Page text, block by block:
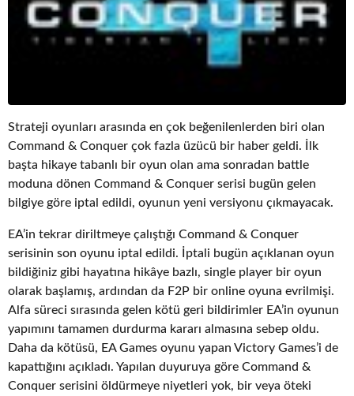
Strateji oyunları arasında en çok beğenilenlerden biri olan
Command & Conquer çok fazla üzücü bir haber geldi. İlk
başta hikaye tabanlı bir oyun olan ama sonradan battle
moduna dönen Command & Conquer serisi bugün gelen
bilgiye göre iptal edildi, oyunun yeni versiyonu çıkmayacak.
EA’in tekrar diriltmeye çalıştığı Command & Conquer
serisinin son oyunu iptal edildi. İptali bugün açıklanan oyun
bildiğiniz gibi hayatına hikâye bazlı, single player bir oyun
olarak başlamış, ardından da F2P bir online oyuna evrilmişi.
Alfa süreci sırasında gelen kötü geri bildirimler EA’in oyunun
yapımını tamamen durdurma kararı almasına sebep oldu.
Daha da kötüsü, EA Games oyunu yapan Victory Games’i de
kapattığını açıkladı. Yapılan duyuruya göre Command &
Conquer serisini öldürmeye niyetleri yok, bir veya öteki